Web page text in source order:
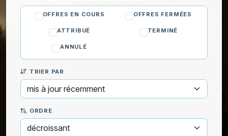
Déménagement
Enfants
Informatique
Jardinage
Ménage
OFFRES EN COURS OFFRES FERMÉES
ATTRIBUÉ TERMINÉ
ANNULÉ
TRIER PAR
ORDRE